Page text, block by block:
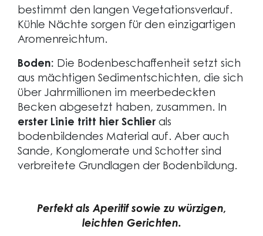
bestimmt den langen Vegetationsverlauf.
Kühle Nächte sorgen für den einzigartigen
Aromenreichtum.
Boden: Die Bodenbeschaffenheit setzt sich
aus mächtigen Sedimentschichten, die sich
über Jahrmillionen im meerbedeckten
Becken abgesetzt haben, zusammen. In
erster Linie tritt hier Schlier als
bodenbildendes Material auf. Aber auch
Sande, Konglomerate und Schotter sind
verbreitete Grundlagen der Bodenbildung.
Perfekt als Aperitif sowie zu würzigen,
leichten Gerichten.